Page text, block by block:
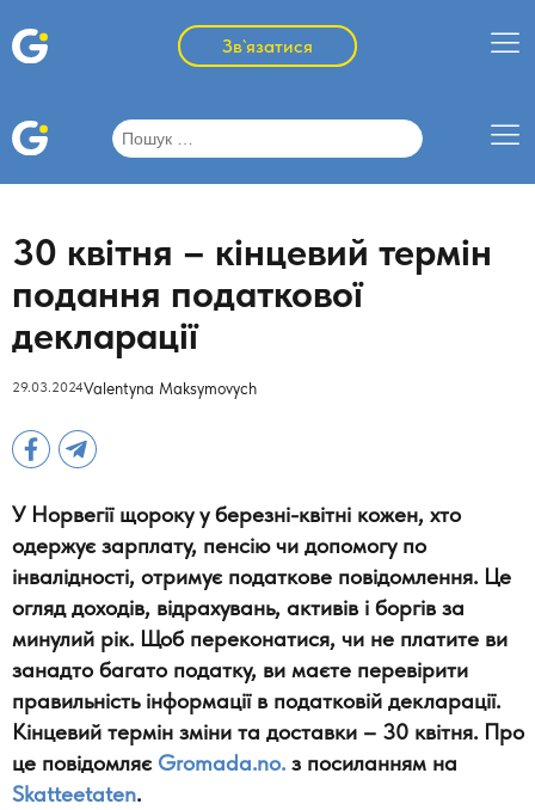
Зв`язатися
Пошук:
30 квітня – кінцевий термін
подання податкової
декларації
29.03.2024Valentyna Maksymovych
У Норвегії щороку у березні-квітні кожен, хто
одержує зарплату, пенсію чи допомогу по
інвалідності, отримує податкове повідомлення. Це
огляд доходів, відрахувань, активів і боргів за
минулий рік. Щоб переконатися, чи не платите ви
занадто багато податку, ви маєте перевірити
правильність інформації в податковій декларації.
Кінцевий термін зміни та доставки – 30 квітня. Про
це повідомляє Gromada.no. з посиланням на
Skatteetaten.